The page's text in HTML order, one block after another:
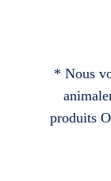
* Nous
produits